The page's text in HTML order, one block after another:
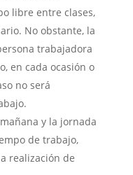
libre entre clases,
No obstante, la
trabajadora
en cada ocasión o
no será
y la jornada
de trabajo,
realización de